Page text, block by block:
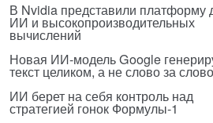
В Nvidia представили платформу
ИИ и высокопроизводительных
вычислений
Новая ИИ-модель Google
текст целиком, а не слово за
ИИ берет на себя контроль над
стратегией гонок Формулы-1